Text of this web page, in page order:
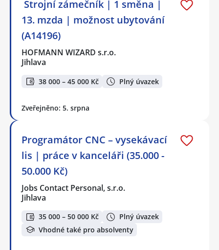
️ Strojní zámečník | 1 směna |
13. mzda | možnost ubytování
(A14196)
HOFMANN WIZARD s.r.o.
Jihlava
38 000 – 45 000 Kč Plný úvazek
Zveřejněno: 5. srpna
Programátor CNC – vysekávací
lis | práce v kanceláři (35.000 -
50.000 Kč)
Jobs Contact Personal, s.r.o.
Jihlava
35 000 – 50 000 Kč
Plný úvazek
Vhodné také pro absolventy